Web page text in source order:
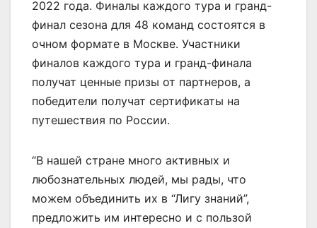
2022 года. Финалы каждого тура и гранд-
финал сезона для 48 команд состоятся в
очном формате в Москве. Участники
финалов каждого тура и гранд-финала
получат ценные призы от партнеров, а
победители получат сертификаты на
путешествия по России.
“В нашей стране много активных и
любознательных людей, мы рады, что
можем объединить их в “Лигу знаний”,
предложить им интересно и с пользой